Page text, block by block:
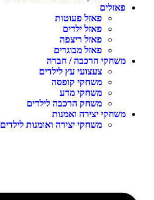
פאזלים
פאזל פעוטות
פאזל ילדים
פאזל ריצפה
פאזל מבוגרים
משחקי הרכבה / חברה
צעצועי עץ לילדים
משחקי קופסה
משחקי מדע
משחק הרכבה לילדים
משחקי יצירה ואמנות
משחקי יצירה ואומנות לילדים